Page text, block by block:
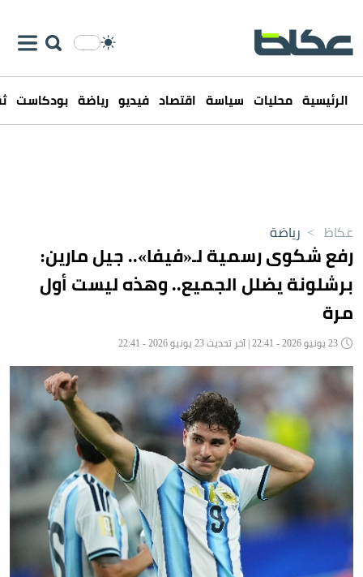
الرئيسية محليات سياسة اقتصاد فيديو رياضة بودكاست
عكاظ > رياضة
رفع شكوى رسمية لـ«فيفا».. جيل مارين:
برشلونة يضلل الجميع.. وهذه ليست أول
مرة